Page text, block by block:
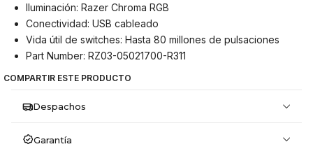
Iluminación: Razer Chroma RGB
Conectividad: USB cableado
Vida útil de switches: Hasta 80 millones de pulsaciones
Part Number: RZ03-05021700-R311
COMPARTIR ESTE PRODUCTO
Despachos
Garantía